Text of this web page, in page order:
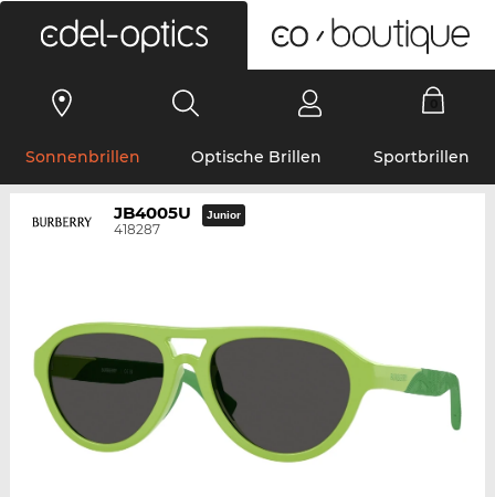
Sonnenbrillen Optische Brillen Sportbrillen
JB4005U
418287
Junior